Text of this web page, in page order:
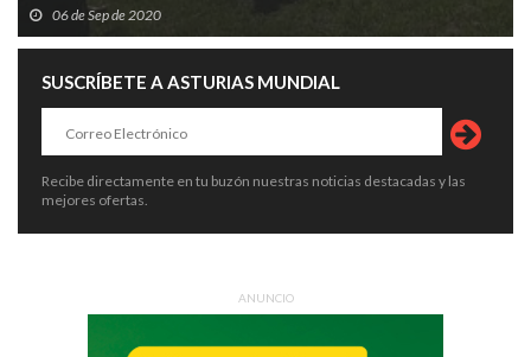
06 de Sep de 2020
SUSCRÍBETE A ASTURIAS MUNDIAL
Recibe directamente en tu buzón nuestras noticias destacadas y las
mejores ofertas.
ANUNCIO